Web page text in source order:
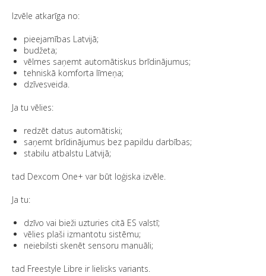
Izvēle atkarīga no:
pieejamības Latvijā;
budžeta;
vēlmes saņemt automātiskus brīdinājumus;
tehniskā komforta līmeņa;
dzīvesveida.
Ja tu vēlies:
redzēt datus automātiski;
saņemt brīdinājumus bez papildu darbības;
stabilu atbalstu Latvijā;
tad Dexcom One+ var būt loģiska izvēle.
Ja tu:
dzīvo vai bieži uzturies citā ES valstī;
vēlies plaši izmantotu sistēmu;
neiebilsti skenēt sensoru manuāli;
tad Freestyle Libre ir lielisks variants.